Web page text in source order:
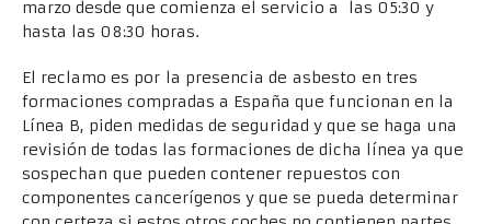
marzo desde que comienza el servicio a las 05:30 y
hasta las 08:30 horas.
El reclamo es por la presencia de asbesto en tres
formaciones compradas a España que funcionan en la
Línea B, piden medidas de seguridad y que se haga una
revisión de todas las formaciones de dicha línea ya que
sospechan que pueden contener repuestos con
componentes cancerígenos y que se pueda determinar